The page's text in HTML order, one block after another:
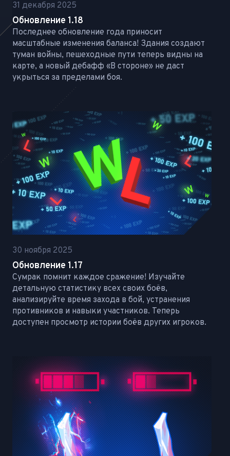
31 декабря 2025
Обновление 1.18
Последнее обновление года приносит
масштабные изменения баланса! Здания создают
туман войны, пешеходные пути теперь видны на
карте, а новый дебафф «В стороне» не даст
укрыться за пределами боя.
30 ноября 2025
Обновление 1.17
Сумрак помнит каждое сражение! Изучайте
детальную статистику всех своих боёв,
анализируйте время захода в бой, устранения
противников и навыки участников. Теперь
доступен просмотр истории боёв других игроков.